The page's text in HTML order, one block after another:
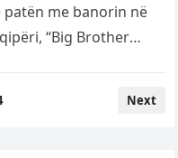
patën me banorin në
“Big Brother
Next